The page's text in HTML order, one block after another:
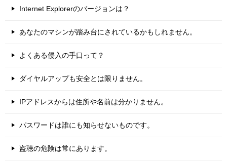
Internet Explorerのバージョンは？
あなたのマシンが踏み台にされているかもしれません。
よくある侵入の手口って？
ダイヤルアップも安全とは限りません。
IPアドレスからは住所や名前は分かりません。
パスワードは誰にも知らせないものです。
盗聴の危険は常にあります。